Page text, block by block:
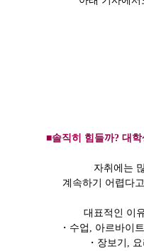
■솔직히 힘들까? 대
자취에는
계속하기 어렵다
대표적인 이
・수업, 아르바이
・장보기,